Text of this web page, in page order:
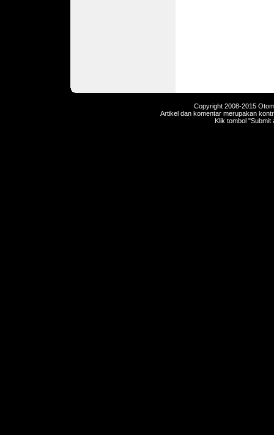
Copyright 2008-2015
Artikel dan komentar merupakan
Klik tombol